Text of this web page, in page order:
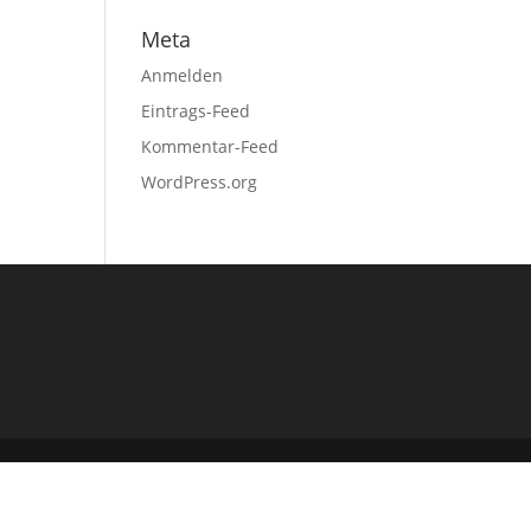
Meta
Anmelden
Eintrags-Feed
Kommentar-Feed
WordPress.org